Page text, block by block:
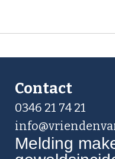
Contact
0346 21 74 21
Melding